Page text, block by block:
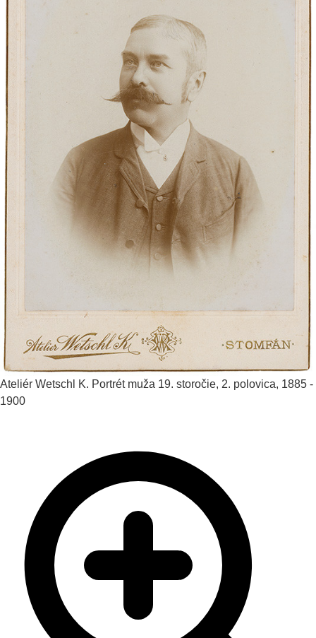
Ateliér Wetschl K. Portrét muža 19. storočie, 2. polovica, 1885 -
1900